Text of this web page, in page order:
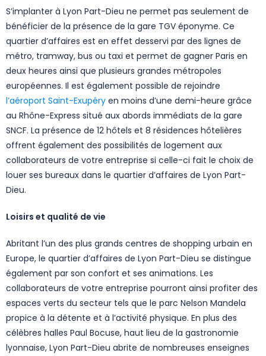
S’implanter à Lyon Part-Dieu ne permet pas seulement de
bénéficier de la présence de la gare TGV éponyme. Ce
quartier d’affaires est en effet desservi par des lignes de
métro, tramway, bus ou taxi et permet de gagner Paris en
deux heures ainsi que plusieurs grandes métropoles
européennes. Il est également possible de rejoindre
l’aéroport Saint-Exupéry en moins d’une demi-heure grâce
au Rhône-Express situé aux abords immédiats de la gare
SNCF. La présence de 12 hôtels et 8 résidences hôtelières
offrent également des possibilités de logement aux
collaborateurs de votre entreprise si celle-ci fait le choix de
louer ses bureaux dans le quartier d’affaires de Lyon Part-
Dieu.
Loisirs et qualité de vie
Abritant l’un des plus grands centres de shopping urbain en
Europe, le quartier d’affaires de Lyon Part-Dieu se distingue
également par son confort et ses animations. Les
collaborateurs de votre entreprise pourront ainsi profiter des
espaces verts du secteur tels que le parc Nelson Mandela
propice à la détente et à l’activité physique. En plus des
célèbres halles Paul Bocuse, haut lieu de la gastronomie
lyonnaise, Lyon Part-Dieu abrite de nombreuses enseignes